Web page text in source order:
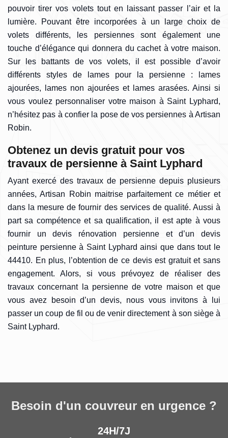
pouvoir tirer vos volets tout en laissant passer l’air et la
lumière. Pouvant être incorporées à un large choix de
volets différents, les persiennes sont également une
touche d’élégance qui donnera du cachet à votre maison.
Sur les battants de vos volets, il est possible d’avoir
différents styles de lames pour la persienne : lames
ajourées, lames non ajourées et lames arasées. Ainsi si
vous voulez personnaliser votre maison à Saint Lyphard,
n’hésitez pas à confier la pose de vos persiennes à Artisan
Robin.
Obtenez un devis gratuit pour vos
travaux de persienne à Saint Lyphard
Ayant exercé des travaux de persienne depuis plusieurs
années, Artisan Robin maitrise parfaitement ce métier et
dans la mesure de fournir des services de qualité. Aussi à
part sa compétence et sa qualification, il est apte à vous
fournir un devis rénovation persienne et d’un devis
peinture persienne à Saint Lyphard ainsi que dans tout le
44410. En plus, l’obtention de ce devis est gratuit et sans
engagement. Alors, si vous prévoyez de réaliser des
travaux concernant la persienne de votre maison et que
vous avez besoin d’un devis, nous vous invitons à lui
passer un coup de fil ou de venir directement à son siège à
Saint Lyphard.
Besoin d'un couvreur en urgence ?
24H/7J